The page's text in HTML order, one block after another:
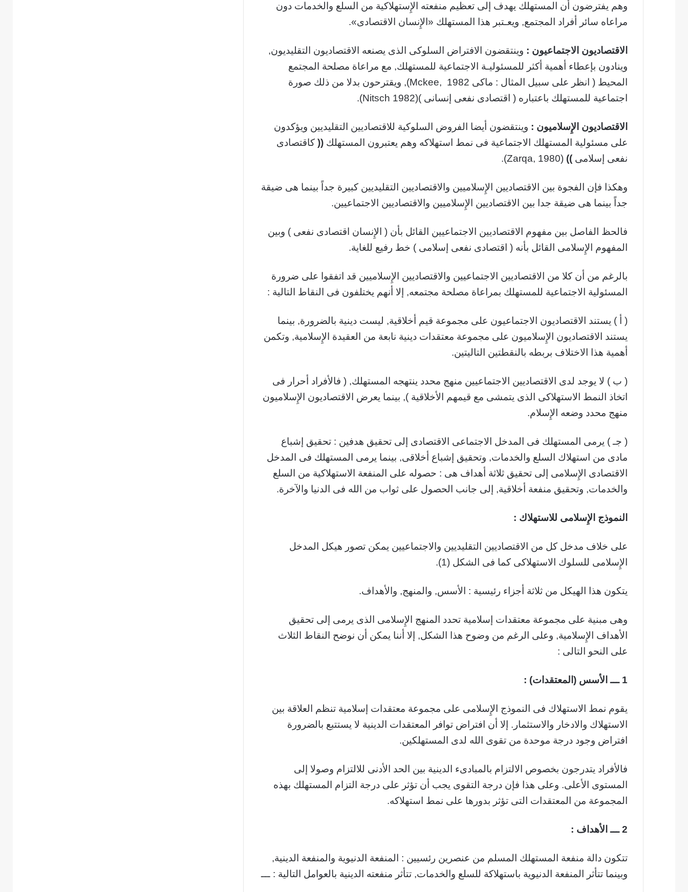
وهم يفترضون أن المستهلك يهدف إلى تعظيم منفعته الإِستهلاكية من السلع والخدمات دون
مراعاه سائر أفراد المجتمع, ويعـتبر هذا المستهلك «الإِنسان الاقتصادى».
الاقتصاديون الاجتماعيون : وينتقضون الافتراض السلوكى الذى يصنعه الاقتصاديون التقليديون,
وينادون بإعطاء أهمية أكثر للمسئوليـة الاجتماعية للمستهلك, مع مراعاة مصلحة المجتمع
المحيط ( انظر على سبيل المثال : ماكى Mckee, 1982), ويقترحون بدلا من ذلك صورة
اجتماعية للمستهلك باعتباره ( اقتصادى نفعى إنسانى )(Nitsch 1982).
الاقتصاديون الإِسلاميون : وينتقضون أيضا الفروض السلوكية للاقتصاديين التقليديين ويؤكدون
على مسئولية المستهلك الاجتماعية فى نمط استهلاكه وهم يعتبرون المستهلك (( كاقتصادى
نفعى إسلامى ))
(Zarqa, 1980).
وهكذا فإن الفجوة بين الاقتصاديين الإِسلاميين والاقتصاديين التقليديين كبيرة جداً بينما هى ضيقة
جداً بينما هى ضيقة جدا بين الاقتصاديين الإِسلاميين والاقتصاديين الاجتماعيين.
فالحظ الفاصل بين مفهوم الاقتصاديين الاجتماعيين القائل بأن ( الإِنسان اقتصادى نفعى ) وبين
المفهوم الإِسلامى القائل بأنه ( اقتصادى نفعى إسلامى ) خط رفيع للغاية.
بالرغم من أن كلا من الاقتصاديين الاجتماعيين والاقتصاديين الإِسلاميين قد اتفقوا على ضرورة
المسئولية الاجتماعية للمستهلك بمراعاة مصلحة مجتمعه, إلا أنهم يختلفون فى النقاط التالية :
( أ ) يستند الاقتصاديون الاجتماعيون على مجموعة قيم أخلاقية, ليست دينية بالضرورة, بينما
يستند الاقتصاديون الإِسلاميون على مجموعة معتقدات دينية نابعة من العقيدة الإِسلامية, وتكمن
أهمية هذا الاختلاف بربطه بالنقطتين التاليتين.
( ب ) لا يوجد لدى الاقتصاديين الاجتماعيين منهج محدد ينتهجه المستهلك, ( فالأفراد أحرار فى
اتخاذ النمط الاستهلاكى الذى يتمشى مع قيمهم الأخلاقية ), بينما يعرض الاقتصاديون الإِسلاميون
منهج محدد وضعه الإِسلام.
( جـ ) يرمى المستهلك فى المدخل الاجتماعى الاقتصادى إلى تحقيق هدفين : تحقيق إشباع
مادى من استهلاك السلع والخدمات, وتحقيق إشباع أخلاقى, بينما يرمى المستهلك فى المدخل
الاقتصادى الإِسلامى إلى تحقيق ثلاثة أهداف هى : حصوله على المنفعة الاستهلاكية من السلع
والخدمات, وتحقيق منفعة أخلاقية, إلى جانب الحصول على ثواب من الله فى الدنيا والآخرة.
النموذج الإِسلامى للاستهلاك :
على خلاف مدخل كل من الاقتصاديين التقليديين والاجتماعيين يمكن تصور هيكل المدخل
الإِسلامى للسلوك الاستهلاكى كما فى الشكل (1).
يتكون هذا الهيكل من ثلاثة أجزاء رئيسية : الأسس, والمنهج, والأهداف.
وهى مبنية على مجموعة معتقدات إسلامية تحدد المنهج الإِسلامى الذى يرمى إلى تحقيق
الأهداف الإِسلامية, وعلى الرغم من وضوح هذا الشكل, إلا أننا يمكن أن نوضح النقاط الثلاث
على النحو التالى :
1 ـــ الأسس (المعتقدات) :
يقوم نمط الاستهلاك فى النموذج الإِسلامى على مجموعة معتقدات إسلامية تنظم العلاقة بين
الاستهلاك والادخار والاستثمار. إلا أن افتراض توافر المعتقدات الدينية لا يستتبع بالضرورة
افتراض وجود درجة موحدة من تقوى الله لدى المستهلكين.
فالأفراد يتدرجون بخصوص الالتزام بالمبادىء الدينية بين الحد الأدنى للالتزام وصولا إلى
المستوى الأعلى. وعلى هذا فإن درجة التقوى يجب أن تؤثر على درجة التزام المستهلك بهذه
المجموعة من المعتقدات التى تؤثر بدورها على نمط استهلاكه.
2 ـــ الأهداف :
تتكون دالة منفعة المستهلك المسلم من عنصرين رئسيين : المنفعة الدنيوية والمنفعة الدينية,
وبينما تتأثر المنفعة الدنيوية باستهلاكة للسلع والخدمات, تتأثر منفعته الدينية بالعوامل التالية : ـــ